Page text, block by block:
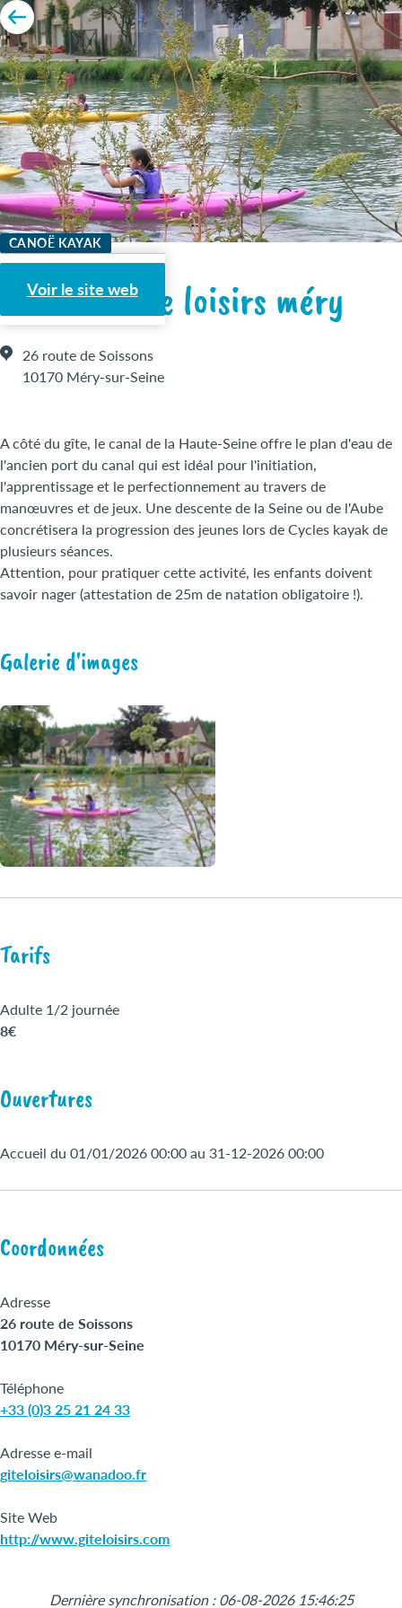
CANOË KAYAK
Voir le site web
kayak - gite loisirs méry
26 route de Soissons
10170 Méry-sur-Seine
A côté du gîte, le canal de la Haute-Seine offre le plan d'eau de
l'ancien port du canal qui est idéal pour l'initiation,
l'apprentissage et le perfectionnement au travers de
manœuvres et de jeux. Une descente de la Seine ou de l'Aube
concrétisera la progression des jeunes lors de Cycles kayak de
plusieurs séances.
Attention, pour pratiquer cette activité, les enfants doivent
savoir nager (attestation de 25m de natation obligatoire !).
Galerie d'images
Tarifs
Adulte 1/2 journée
8€
Ouvertures
Accueil du 01/01/2026 00:00 au 31-12-2026 00:00
Coordonnées
Adresse
26 route de Soissons
10170 Méry-sur-Seine
Téléphone
+33 (0)3 25 21 24 33
Adresse e-mail
giteloisirs@wanadoo.fr
Site Web
http://www.giteloisirs.com
Dernière synchronisation : 06-08-2026 15:46:25